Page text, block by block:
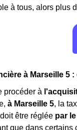
à tous, alors plus
à Marseille 5
procéder à
à Marseille 5, la
être réglée par
que dans certains